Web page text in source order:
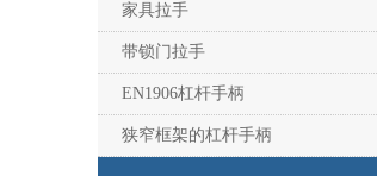
家具拉手
带锁门拉手
EN1906杠杆手柄
狭窄框架的杠杆手柄